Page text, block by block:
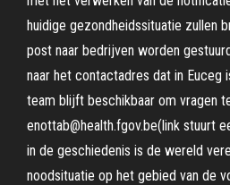
huidige gezondheidssituatie zullen
post naar bedrijven worden
naar het contactadres dat in Euceg
team blijft beschikbaar om vragen
enottab@health.fgov.be(link stuurt
in de geschiedenis is de wereld
noodsituatie op het gebied van de